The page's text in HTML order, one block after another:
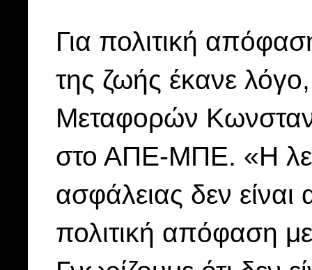
Για πολιτική
της ζωής έκανε
Μεταφορών
στο ΑΠΕ-ΜΠΕ. «Η
ασφάλειας δεν είναι
πολιτική απόφαση